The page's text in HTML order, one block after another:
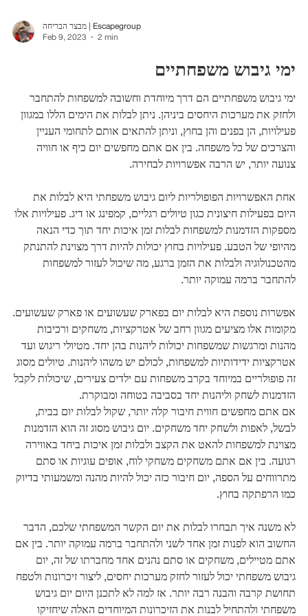
מבצר הבריחה | Escapegroup
Feb 9, 2023
2 min
ימי גיבוש משפחתיים
ימי גיבוש משפחתיים הם דרך מיוחדת וחשובה למשפחות להתחבר
ולחזק את מערכות היחסים ביניהן. ניתן לבלות את הימים הללו במגוון
פעילויות, הן בפנים והן בחוץ, וניתן להתאים אותם לתחומי העניין
והצרכים של כל משפחה. בין אם אתם מחפשים יום כיף או חוויה
צנועה יותר, יש הרבה אפשרויות לבחירה.
אחת האפשרויות הפופולריות ליום גיבוש משפחתי היא לבלות את
היום בפעילות חיצונית כגון טיולים רגליים, קמפינג או דיג. פעילויות אלו
מספקות הזדמנות למשפחות לבלות זמן איכות יחד תוך כדי הנאה
מהיופי של הטבע. פעילויות בחוץ יכולות להיות דרך מצוינת להתנתק
מהטכנולוגיה ולבלות את הזמן ברגע, מה שיכול לעזור למשפחות
להתחבר ברמה עמוקה יותר.
אפשרות נוספת היא לבלות יום בפארק שעשועים או פארק שעשועים.
מקומות אלו מציעים מגוון רחב של אטרקציות, משחקים ורכיבות
מהנות ומרגשות שמשפחות יכולות ליהנות בהן יחד. מטיולי ריגוש ועד
אטרקציות ידידותיות למשפחות, לכולם יש משהו ליהנות. טיולים מסוג
זה פופולריים במיוחד בקרב משפחות עם ילדים צעירים, שיכולות לקבל
הזדמנות לשחק וליהנות יחד בסביבה בטוחה ומבוקרת.
אם אתם מחפשים חווית חיבור קלה יותר, שקול לבלות יום בבית,
לבשל, ​​לאפות ולשחק יחד משחקים. יום גיבוש מסוג זה הוא הזדמנות
מצוינת למשפחות להאט את הקצב ולבלות זמן איכות ביחד באווירה
רגועה. בין אם אתם משחקים משחקי לוח, אופים עוגיות או סתם
מתרווחים על הספה, יום חיבור כזה יכול להיות מהנה ומשמעותי בדיוק
כמו הרפתקה בחוץ.
לא משנה איך תבחרו לבלות את יום הקשר המשפחתי שלכם, הדבר
החשוב הוא לפנות זמן אחד לשני ולהתחבר ברמה עמוקה יותר. בין אם
אתם מטיילים, משחקים או סתם נהנים אחד מחברתו של זה, יום
גיבוש משפחתי יכול לעזור לחזק מערכות יחסים, ליצור זיכרונות ולטפח
תחושת קרבה והבנה רבה יותר. אז למה לא לתכנן היום יום גיבוש
משפחתי ולהתחיל לבנות את הזיכרונות המיוחדים האלה שיחזיקו